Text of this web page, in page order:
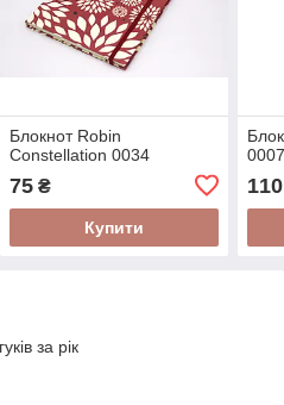
Блокнот Robin
Constellation 0034
75₴
Купити
110
за рік